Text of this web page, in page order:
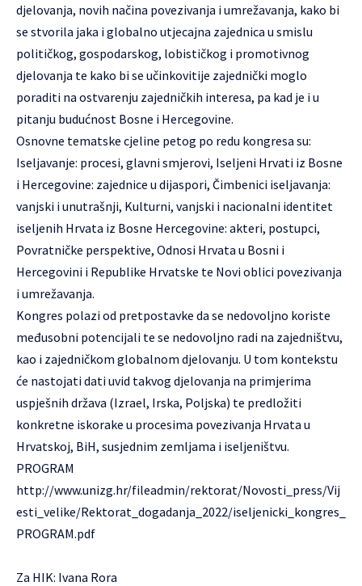
djelovanja, novih načina povezivanja i umrežavanja, kako bi
se stvorila jaka i globalno utjecajna zajednica u smislu
političkog, gospodarskog, lobističkog i promotivnog
djelovanja te kako bi se učinkovitije zajednički moglo
poraditi na ostvarenju zajedničkih interesa, pa kad je i u
pitanju budućnost Bosne i Hercegovine.
Osnovne tematske cjeline petog po redu kongresa su:
Iseljavanje: procesi, glavni smjerovi, Iseljeni Hrvati iz Bosne
i Hercegovine: zajednice u dijaspori, Čimbenici iseljavanja:
vanjski i unutrašnji, Kulturni, vanjski i nacionalni identitet
iseljenih Hrvata iz Bosne Hercegovine: akteri, postupci,
Povratničke perspektive, Odnosi Hrvata u Bosni i
Hercegovini i Republike Hrvatske te Novi oblici povezivanja
i umrežavanja.
Kongres polazi od pretpostavke da se nedovoljno koriste
međusobni potencijali te se nedovoljno radi na zajedništvu,
kao i zajedničkom globalnom djelovanju. U tom kontekstu
će nastojati dati uvid takvog djelovanja na primjerima
uspješnih država (Izrael, Irska, Poljska) te predložiti
konkretne iskorake u procesima povezivanja Hrvata u
Hrvatskoj, BiH, susjednim zemljama i iseljeništvu.
PROGRAM
http://www.unizg.hr/fileadmin/rektorat/Novosti_press/Vij
esti_velike/Rektorat_dogadanja_2022/iseljenicki_kongres_
PROGRAM.pdf
Za HIK: Ivana Rora